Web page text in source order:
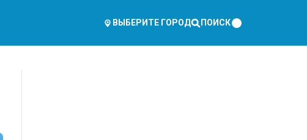
ВЫБЕРИТЕ ГОРОД ПОИСК